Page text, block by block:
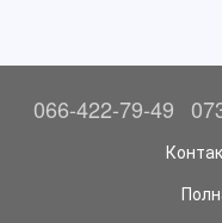
066-422-79-49